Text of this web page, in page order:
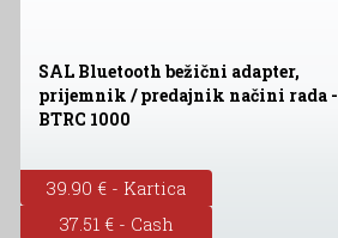
SAL Bluetooth bežični adapter,
prijemnik / predajnik načini rada -
BTRC 1000
39.90 € - Kartica
37.51 € - Cash